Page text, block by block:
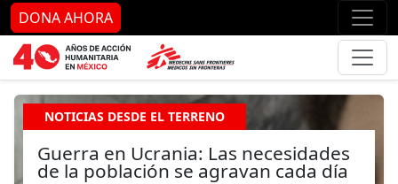
Ir al contenido principal Ir
DONA AHORA
NOTICIAS DESDE EL TERRENO
Guerra en Ucrania: Las necesidades
de la población se agravan cada día